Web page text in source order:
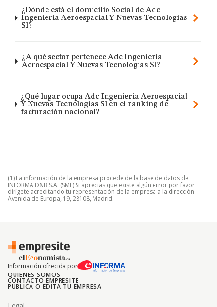
¿Dónde está el domicilio Social de Adc
Ingenieria Aeroespacial Y Nuevas Tecnologias
Sl?
¿A qué sector pertenece Adc Ingenieria
Aeroespacial Y Nuevas Tecnologias Sl?
¿Qué lugar ocupa Adc Ingenieria Aeroespacial
Y Nuevas Tecnologias Sl en el ranking de
facturación nacional?
(1) La información de la empresa procede de la base de datos de
INFORMA D&B S.A. (SME) Si aprecias que existe algún error por favor
dirígete acreditando tu representación de la empresa a la dirección
Avenida de Europa, 19, 28108, Madrid.
Información ofrecida por
QUIENES SOMOS
CONTACTO EMPRESITE
PUBLICA O EDITA TU EMPRESA